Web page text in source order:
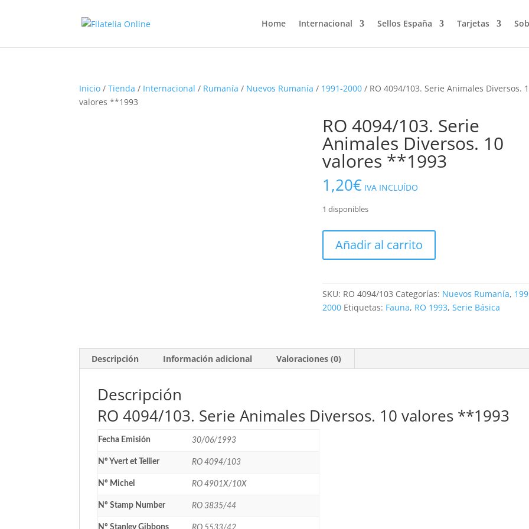
Home Internacional Sellos España Tarjetas
Inicio /Tienda / Internacional / Rumanía / Nuevos Rumanía / 1991-2000 / RO 4094/103. Serie Animales Diversos.
valores **1993
RO 4094/103. Serie
Animales Diversos. 10
valores **1993
1,20€ IVA INCLUÍDO
1 disponibles
4094/103.
Serie
Diversos.
10
Añadir al carrito
SKU: RO 4094/103 Categorías: Nuevos Rumanía,
2000 Etiquetas: Fauna, RO 1993,Serie Básica
Descripción Información adicional Valoraciones (0)
Descripción
RO 4094/103. Serie Animales Diversos. 10 valores **1993
Fecha Emisión 30/06/1993
Nº Yvert et Tellier RO 4094/103
Nº Michel RO 4901X/10X
Nº Stamp Number RO 3835/44
Nº Stanley Gibbons